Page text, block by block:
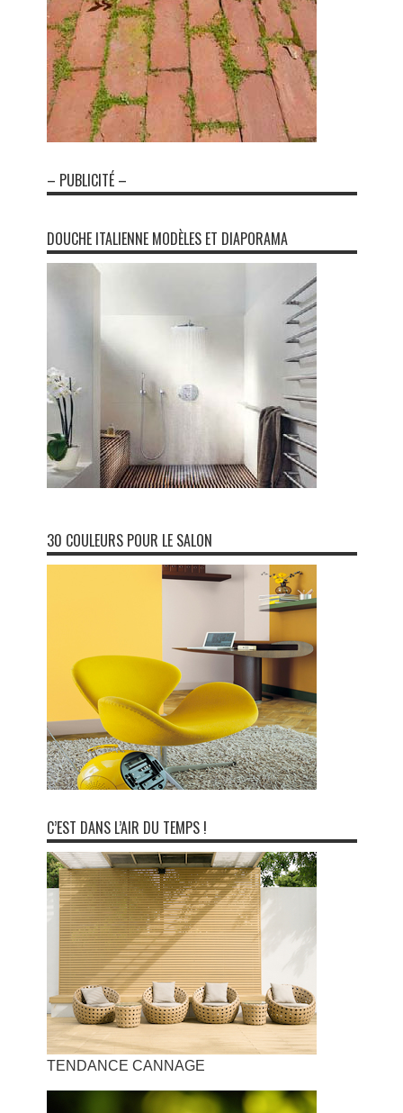
– PUBLICITÉ –
DOUCHE ITALIENNE MODÈLES ET DIAPORAMA
30 COULEURS POUR LE SALON
C’EST DANS L’AIR DU TEMPS !
TENDANCE CANNAGE